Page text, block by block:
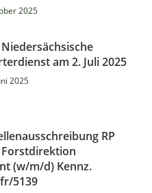
2025
am 2. Juli 2025
2025
RP
(w/m/d) Kennz.
5139